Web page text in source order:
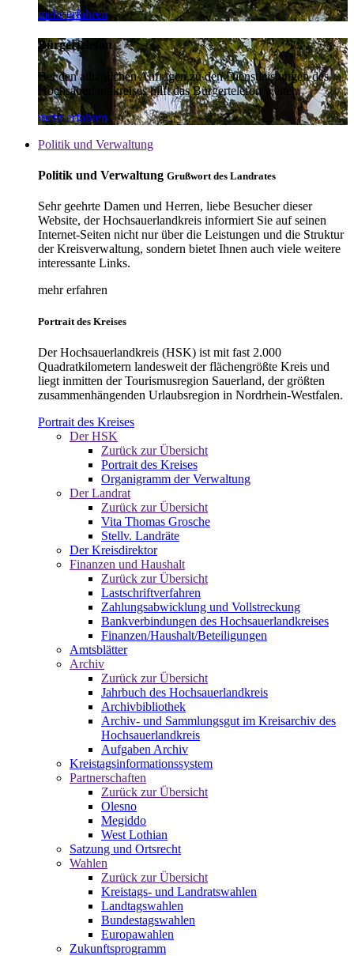
mehr erfahren
Bürgertelefon
Bei den alltäglichen Anfragen zu den Dienstleistungen des
Hochsauerlandkreises hilft das Bürgertelefon weiter.
mehr erfahren
Politik und Verwaltung
Politik und Verwaltung Grußwort des Landrates
Sehr geehrte Damen und Herren, liebe Besucher dieser
Website, der Hochsauerlandkreis informiert Sie auf seinen
Internet-Seiten nicht nur über die Leistungen und die Struktur
der Kreisverwaltung, sondern bietet Ihnen auch viele weitere
interessante Links.
mehr erfahren
Portrait des Kreises
Der Hochsauerlandkreis (HSK) ist mit fast 2.000
Quadratkilometern landesweit der flächengrößte Kreis und
liegt inmitten der Tourismusregion Sauerland, der größten
zusammenhängenden Urlaubsregion in Nordrhein-Westfalen.
Portrait des Kreises
Der HSK
Zurück zur Übersicht
Portrait des Kreises
Organigramm der Verwaltung
Der Landrat
Zurück zur Übersicht
Vita Thomas Grosche
Stellv. Landräte
Der Kreisdirektor
Finanzen und Haushalt
Zurück zur Übersicht
Lastschriftverfahren
Zahlungsabwicklung und Vollstreckung
Bankverbindungen des Hochsauerlandkreises
Finanzen/Haushalt/Beteiligungen
Amtsblätter
Archiv
Zurück zur Übersicht
Jahrbuch des Hochsauerlandkreis
Archivbibliothek
Archiv- und Sammlungsgut im Kreisarchiv des
Hochsauerlandkreis
Aufgaben Archiv
Kreistagsinformationssystem
Partnerschaften
Zurück zur Übersicht
Olesno
Megiddo
West Lothian
Satzung und Ortsrecht
Wahlen
Zurück zur Übersicht
Kreistags- und Landratswahlen
Landtagswahlen
Bundestagswahlen
Europawahlen
Zukunftsprogramm